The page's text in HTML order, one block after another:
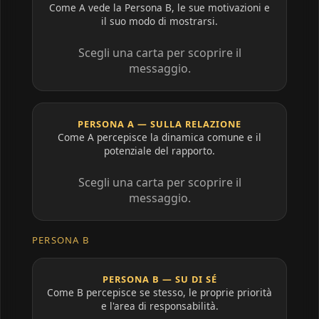
Come A vede la Persona B, le sue motivazioni e
il suo modo di mostrarsi.
Scegli una carta per scoprire il
messaggio.
PERSONA A — SULLA RELAZIONE
Come A percepisce la dinamica comune e il
potenziale del rapporto.
Scegli una carta per scoprire il
messaggio.
PERSONA B
PERSONA B — SU DI SÉ
Come B percepisce se stesso, le proprie priorità
e l'area di responsabilità.